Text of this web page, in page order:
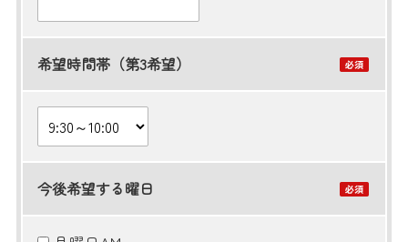
希望時間帯（第3希望）
今後希望する曜日